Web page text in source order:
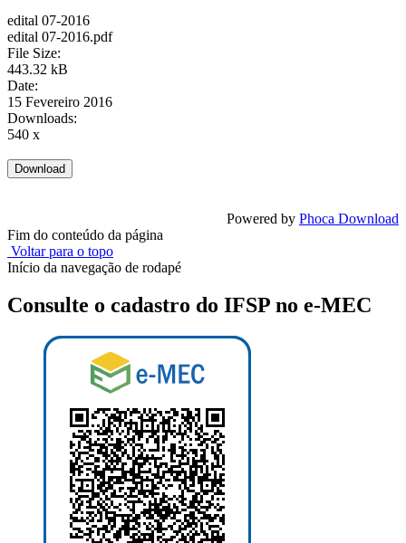
edital 07-2016
edital 07-2016.pdf
File Size:
443.32 kB
Date:
15 Fevereiro 2016
Downloads:
540 x
Powered by Phoca Download
Fim do conteúdo da página
Voltar para o topo
Início da navegação de rodapé
Consulte o cadastro do IFSP no e-MEC